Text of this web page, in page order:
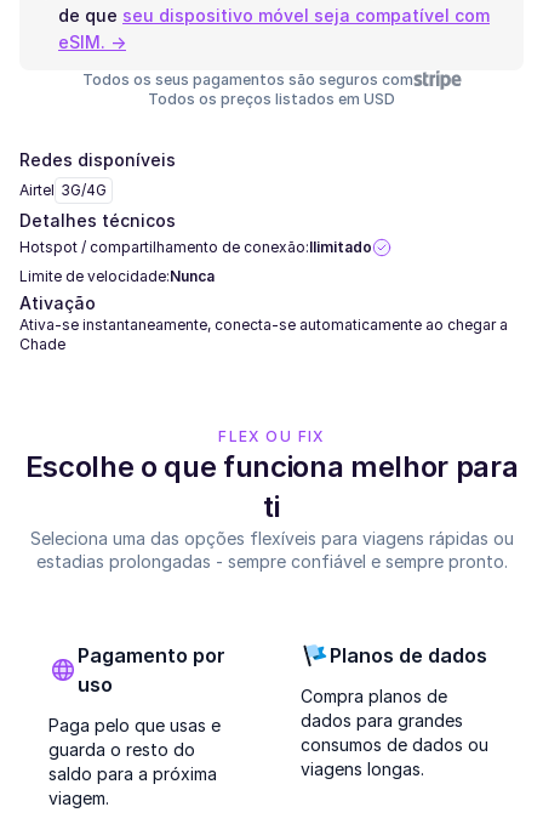
de que seu dispositivo móvel seja compatível com
eSIM. →
Todos os seus pagamentos são seguros com
Todos os preços listados em USD
Redes disponíveis
Airtel 3G/4G
Detalhes técnicos
Hotspot / compartilhamento de conexão:Ilimitado
Limite de velocidade:Nunca
Ativação
Ativa-se instantaneamente, conecta-se automaticamente ao chegar a
Chade
FLEX OU FIX
Escolhe o que funciona melhor para
ti
Seleciona uma das opções flexíveis para viagens rápidas ou
estadias prolongadas - sempre confiável e sempre pronto.
Pagamento por
uso
Paga pelo que usas e
guarda o resto do
saldo para a próxima
viagem.
Planos de dados
Compra planos de
dados para grandes
consumos de dados ou
viagens longas.